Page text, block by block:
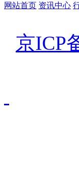
网站首页 资讯中心
京ICP